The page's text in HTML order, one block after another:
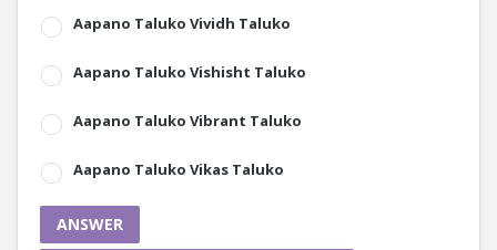
Aapano Taluko Vividh Taluko
Aapano Taluko Vishisht Taluko
Aapano Taluko Vibrant Taluko
Aapano Taluko Vikas Taluko
ANSWER